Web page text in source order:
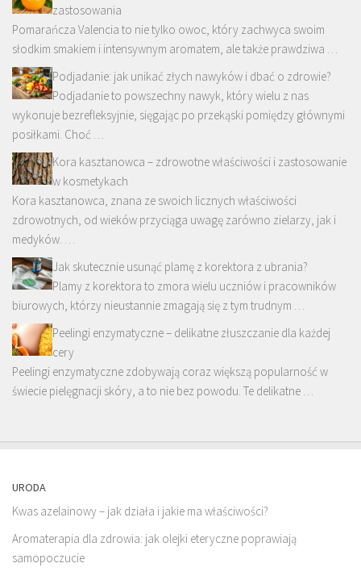
zastosowania
Pomarańcza Valencia to nie tylko owoc, który zachwyca swoim
słodkim smakiem i intensywnym aromatem, ale także prawdziwa …
Podjadanie: jak unikać złych nawyków i dbać o zdrowie?
Podjadanie to powszechny nawyk, który wielu z nas
wykonuje bezrefleksyjnie, sięgając po przekąski pomiędzy głównymi
posiłkami. Choć …
Kora kasztanowca – zdrowotne właściwości i zastosowanie
w kosmetykach
Kora kasztanowca, znana ze swoich licznych właściwości
zdrowotnych, od wieków przyciąga uwagę zarówno zielarzy, jak i
medyków. …
Jak skutecznie usunąć plamę z korektora z ubrania?
Plamy z korektora to zmora wielu uczniów i pracowników
biurowych, którzy nieustannie zmagają się z tym trudnym …
Peelingi enzymatyczne – delikatne złuszczanie dla każdej
cery
Peelingi enzymatyczne zdobywają coraz większą popularność w
świecie pielęgnacji skóry, a to nie bez powodu. Te delikatne …
URODA
Kwas azelainowy – jak działa i jakie ma właściwości?
Aromaterapia dla zdrowia: jak olejki eteryczne poprawiają
samopoczucie